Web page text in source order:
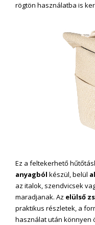
rögtön használatba is
Ez a feltekerhető
anyagból készül, belül
az italok, szendvicsek
maradjanak. Az elülső
praktikus részletek, a
használat után könnyen